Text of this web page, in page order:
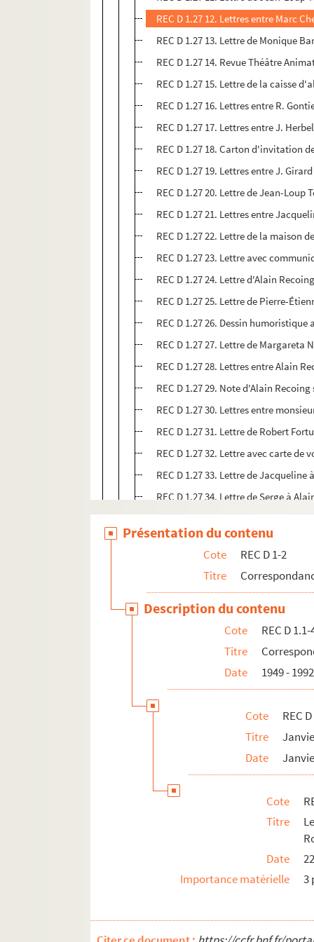
REC D 1.27 12. Lettres entre Marc
REC D 1.27 13. Lettre de Monique
REC D 1.27 14. Revue Théâtre
REC D 1.27 15. Lettre de la caisse
REC D 1.27 16. Lettres entre R.
REC D 1.27 17. Lettres entre J.
REC D 1.27 18. Carton d'invitation
REC D 1.27 19. Lettres entre J.
REC D 1.27 20. Lettre de Jean-Loup
REC D 1.27 21. Lettres entre
REC D 1.27 22. Lettre de la maison
REC D 1.27 23. Lettre avec
REC D 1.27 24. Lettre d'Alain
REC D 1.27 25. Lettre de Pierre-
REC D 1.27 26. Dessin
REC D 1.27 27. Lettre de Margareta
REC D 1.27 28. Lettres entre Alain
REC D 1.27 29. Note d'Alain
REC D 1.27 30. Lettres entre
REC D 1.27 31. Lettre de Robert
REC D 1.27 32. Lettre avec carte
REC D 1.27 33. Lettre de Jacqueline
REC D 1.27 34. Lettre de Serge à
REC D 1.27 35. Lettre d'Alain
REC D 1.27 36. Lettres entre
REC D 1.27 37. Lettres entre
REC D 1.27 38. Lettre d'Alain
REC D 1.27 39. Lettre d'Alain
REC D 1.27 40. Lettre d'Alain
REC D 1.27 41. Lettres entre C.
REC D 1.27 42. Lettre de Jean-
REC D 1.27 43. Lettre du Foyer
REC D 1.27 44. Lettres entre
REC D 1.27 45. Lettre d'Alain
REC D 1.27 46. Lettres entre Alain
REC D 1.27 47. Lettres entre
REC D 1.27 48. Lettre de Liliane
REC D 1.27 49. Copies des
REC D 1.27 50. Lettre de Bernard
REC D 1.27 51. Lettre de Gérard
REC D 1.27 52. Contrat entre C. Le
Présentation du contenu
Cote
REC D 1-2
Titre
Description du contenu
Cote
REC D
Titre
Date
1949 - 1992
Cote
REC
Titre
Date
Cote
Titre
Date
Importance matérielle
3